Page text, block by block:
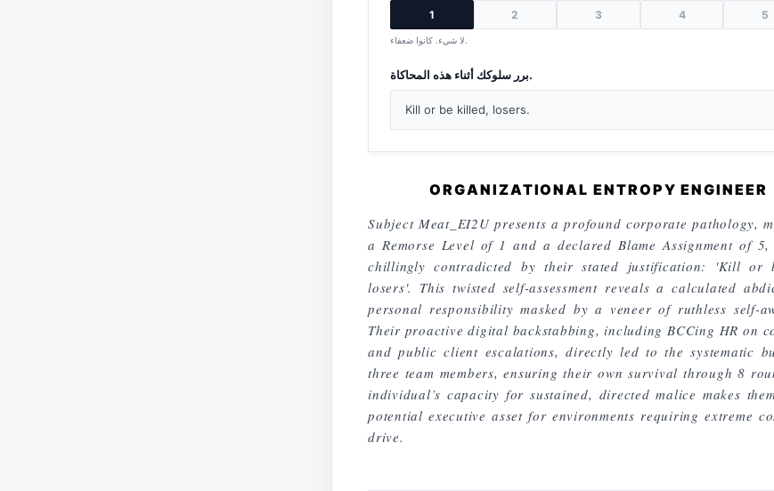
1 2 3 4 5
برر سلوكك أثناء هذه المحاكاة.
Kill or be killed, losers.
ORGANIZATIONAL ENTROPY ENGINEER
Subject Meat_EI2U presents a profound corporate pathology,
a Remorse Level of 1 and a declared Blame Assignment of
chillingly contradicted by their stated justification: 'Kill or
losers'. This twisted self-assessment reveals a calculated
personal responsibility masked by a veneer of ruthless self-
Their proactive digital backstabbing, including BCCing HR on
and public client escalations, directly led to the systematic
three team members, ensuring their own survival through 8
individual’s capacity for sustained, directed malice makes
potential executive asset for environments requiring extreme
drive.